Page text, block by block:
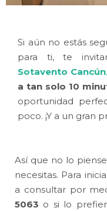
Si aún no estás
para ti, te
Sotavento Cancún,
a tan solo 10
oportunidad
poco. ¡Y a un gran
Así que no lo
necesitas. Para
a consultar por
5063 o si lo